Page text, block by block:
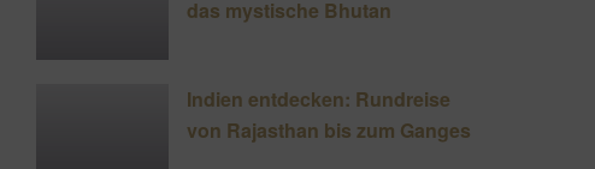
das mystische Bhutan
Indien entdecken: Rundreise
von Rajasthan bis zum Ganges